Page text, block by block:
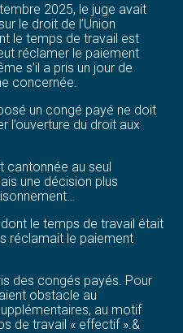
2025, le juge avait
le droit de l’Union
le temps de travail est
réclamer le paiement
s’il a pris un jour de
concernée.
un congé payé ne doit
l’ouverture du droit aux
cantonnée au seul
une décision plus
le temps de travail était
réclamait le paiement
des congés payés. Pour
obstacle au
au motif
de travail « effectif ».&